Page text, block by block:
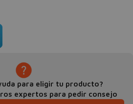
para eligir tu producto?
expertos para pedir consejo